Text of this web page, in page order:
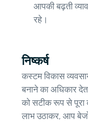
आपकी बढ़ती
रहे।
निष्कर्ष
कस्टम विकास
बनाने का अधिकार
को सटीक रूप से पूरा
लाभ उठाकर, आप